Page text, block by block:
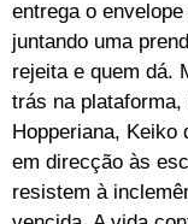
entrega o
juntando uma
rejeita e quem dá.
trás na
Hopperiana, Keiko
em direcção às
resistem à